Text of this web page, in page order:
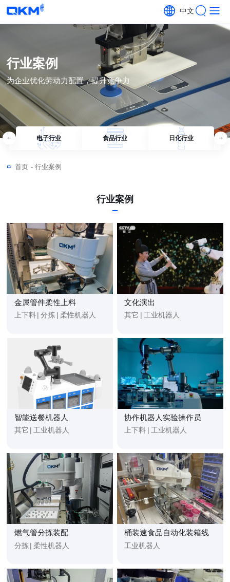
中文
行业案例
为企业优化劳动力配置，提升竞争力
电子行业 食品行业 日化行业
首页 - 行业案例
行业案例
金属管件柔性上料
上下料 分拣 柔性机器人
文化演出
其它 工业机器人
智能送餐机器人
其它 工业机器人
协作机器人实验操作员
上下料 工业机器人
燃气管分拣装配
分拣 | 柔性机器人
桶装速食品自动化装箱线
工业机器人